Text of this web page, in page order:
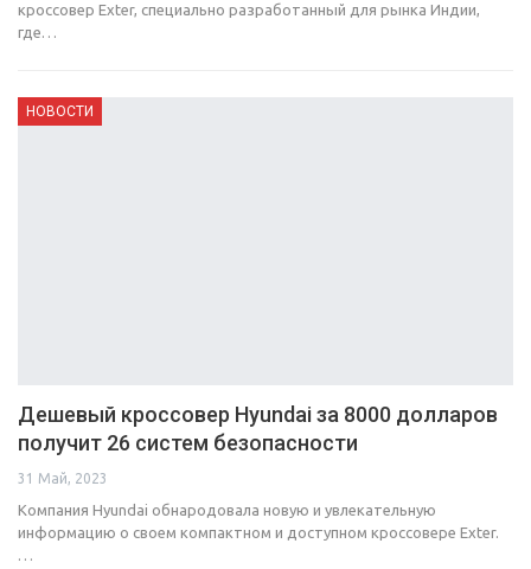
кроссовер Exter, специально разработанный для рынка Индии,
где…
НОВОСТИ
Дешевый кроссовер Hyundai за 8000 долларов
получит 26 систем безопасности
31 Май, 2023
Компания Hyundai обнародовала новую и увлекательную
информацию о своем компактном и доступном кроссовере Exter.
…